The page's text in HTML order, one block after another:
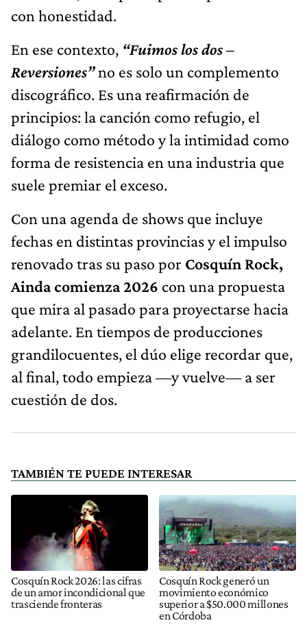
con honestidad.
En ese contexto, “Fuimos los dos –
Reversiones”no es solo un complemento
discográfico. Es una reafirmación de
principios: la canción como refugio, el
diálogo como método y la intimidad como
forma de resistencia en una industria que
suele premiar el exceso.
Con una agenda de shows que incluye
fechas en distintas provincias y el impulso
renovado tras su paso por Cosquín Rock,
Ainda comienza 2026 con una propuesta
que mira al pasado para proyectarse hacia
adelante. En tiempos de producciones
grandilocuentes, el dúo elige recordar que,
al final, todo empieza —y vuelve— a ser
cuestión de dos.
TAMBIÉN TE PUEDE INTERESAR
Cosquín Rock 2026: las cifras
de un amor incondicional que
trasciende fronteras
Cosquín Rock generó un
movimiento económico
superior a $50.000 millones
en Córdoba